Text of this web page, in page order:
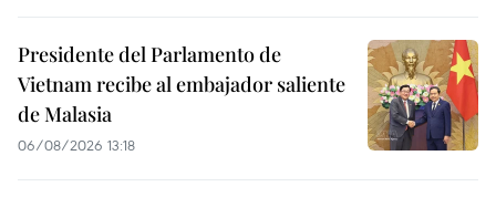
Presidente del Parlamento de
Vietnam recibe al embajador saliente
de Malasia
06/08/2026 13:18